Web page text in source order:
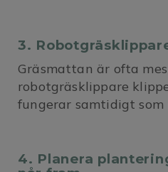
3.
Gräsmattan är ofta
robotgräsklippare
fungerar samtidigt
4. Planera